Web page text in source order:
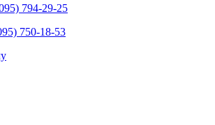
794-29-25
750-18-53